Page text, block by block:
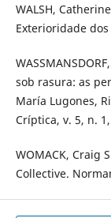
WALSH,
Exterioridade dos
sob rasura: as
María Lugones,
Críptica, v. 5, n.
WOMACK, Craig
Collective.